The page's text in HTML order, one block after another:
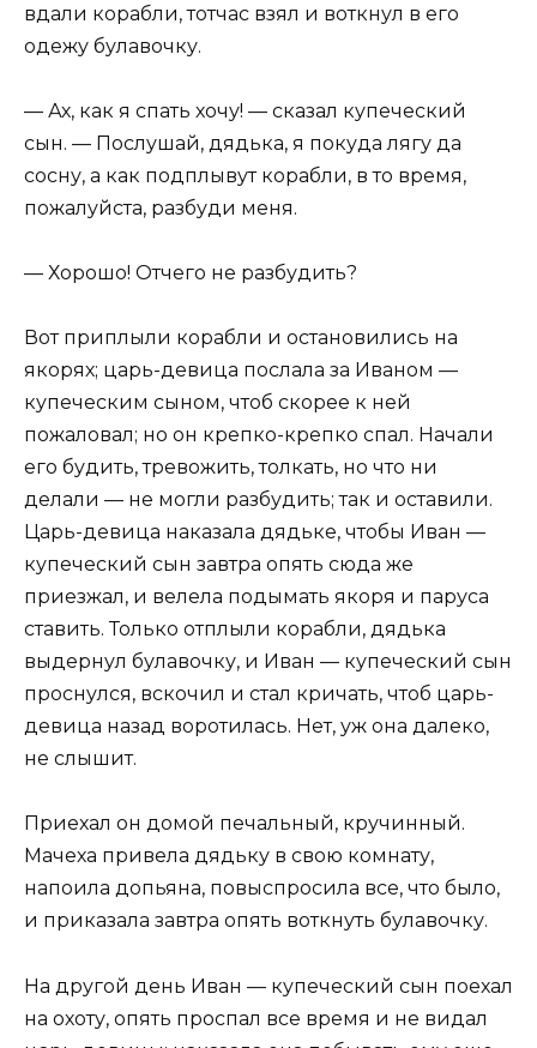
вдали корабли, тотчас взял и воткнул в его
одежу булавочку.
— Ах, как я спать хочу! — сказал купеческий
сын. — Послушай, дядька, я покуда лягу да
сосну, а как подплывут корабли, в то время,
пожалуйста, разбуди меня.
— Хорошо! Отчего не разбудить?
Вот приплыли корабли и остановились на
якорях; царь-девица послала за Иваном —
купеческим сыном, чтоб скорее к ней
пожаловал; но он крепко-крепко спал. Начали
его будить, тревожить, толкать, но что ни
делали — не могли разбудить; так и оставили.
Царь-девица наказала дядьке, чтобы Иван —
купеческий сын завтра опять сюда же
приезжал, и велела подымать якоря и паруса
ставить. Только отплыли корабли, дядька
выдернул булавочку, и Иван — купеческий сын
проснулся, вскочил и стал кричать, чтоб царь-
девица назад воротилась. Нет, уж она далеко,
не слышит.
Приехал он домой печальный, кручинный.
Мачеха привела дядьку в свою комнату,
напоила допьяна, повыспросила все, что было,
и приказала завтра опять воткнуть булавочку.
На другой день Иван — купеческий сын поехал
на охоту, опять проспал все время и не видал